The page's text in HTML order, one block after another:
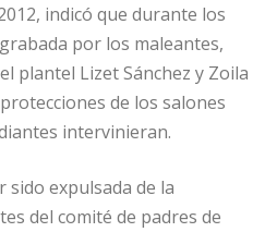
indicó que durante los
por los maleantes,
plantel Lizet Sánchez y Zoila
de los salones
intervinieran.
sido expulsada de la
del comité de padres de